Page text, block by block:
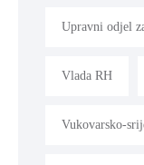
Upravni odjel
Vlada RH
Vukovarsko-